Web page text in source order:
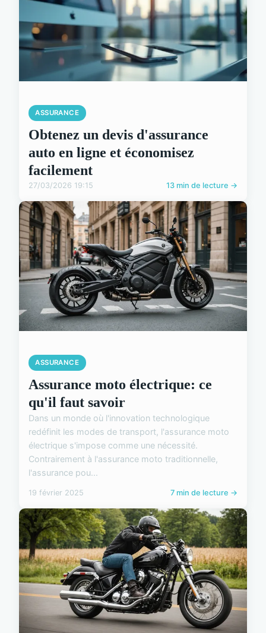
ASSURANCE
Obtenez un devis d'assurance
auto en ligne et économisez
facilement
27/03/2026 19:15 13 min de lecture →
ASSURANCE
Assurance moto électrique: ce
qu'il faut savoir
Dans un monde où l'innovation technologique
redéfinit les modes de transport, l'assurance moto
électrique s'impose comme une nécessité.
Contrairement à l'assurance moto traditionnelle,
l'assurance pou...
19 février 2025 7 min de lecture →